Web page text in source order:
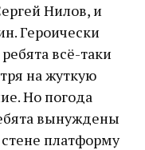
Нилов, и
Героически
всё-таки
на жуткую
Но погода
вынуждены
платформу